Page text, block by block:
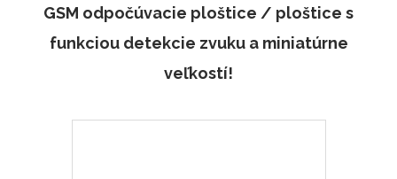
zvuku a miniatúrne veľkostí!
GSM odpočúvacie ploštice / ploštice s
funkciou detekcie zvuku a miniatúrne
veľkostí!